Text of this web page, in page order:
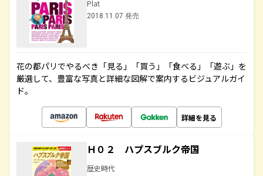
Plat
2018.11.07 発売
花の都パリでやるべき「見る」「買う」「食べる」「遊ぶ」を
厳選して、豊富な写真と詳細な図解で案内するビジュアルガイ
ド。
詳細を見る
Ｈ０２ ハプスブルク帝国
歴史時代